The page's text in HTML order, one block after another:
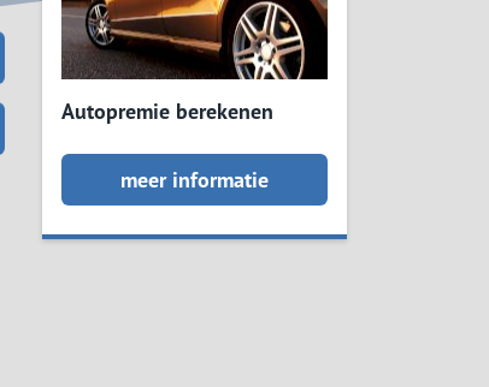
Autopremie berekenen
meer informatie